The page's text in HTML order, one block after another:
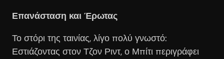
Επανάσταση και Έρωτας
Το στόρι της ταινίας, λίγο πολύ γνωστό:
Εστιάζοντας στον Τζον Ριντ, ο Μπίτι περιγράφει